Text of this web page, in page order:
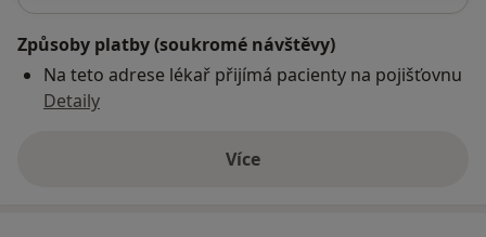
Způsoby platby (soukromé návštěvy)
Na teto adrese lékař přijímá pacienty na pojišťovnu
Detaily
Víceo adrese